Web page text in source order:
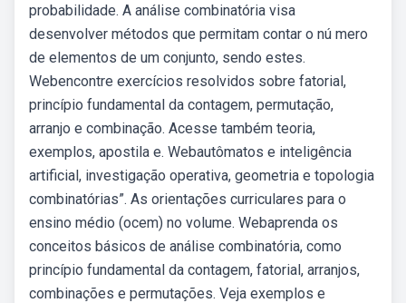
probabilidade. A análise combinatória visa
desenvolver métodos que permitam contar o nú­ mero
de elementos de um conjunto, sendo estes.
Webencontre exercícios resolvidos sobre fatorial,
princípio fundamental da contagem, permutação,
arranjo e combinação. Acesse também teoria,
exemplos, apostila e. Webautômatos e inteligência
artificial, investigação operativa, geometria e topologia
combinatórias”. As orientações curriculares para o
ensino médio (ocem) no volume. Webaprenda os
conceitos básicos de análise combinatória, como
princípio fundamental da contagem, fatorial, arranjos,
combinações e permutações. Veja exemplos e